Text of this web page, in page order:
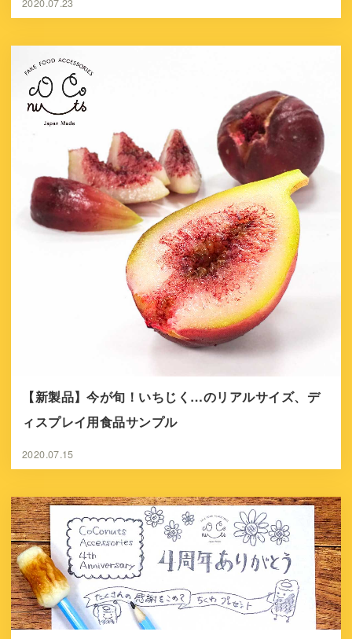
2020.07.23
【新製品】今が旬！いちじく…のリアルサイズ、デ
ィスプレイ用食品サンプル
2020.07.15